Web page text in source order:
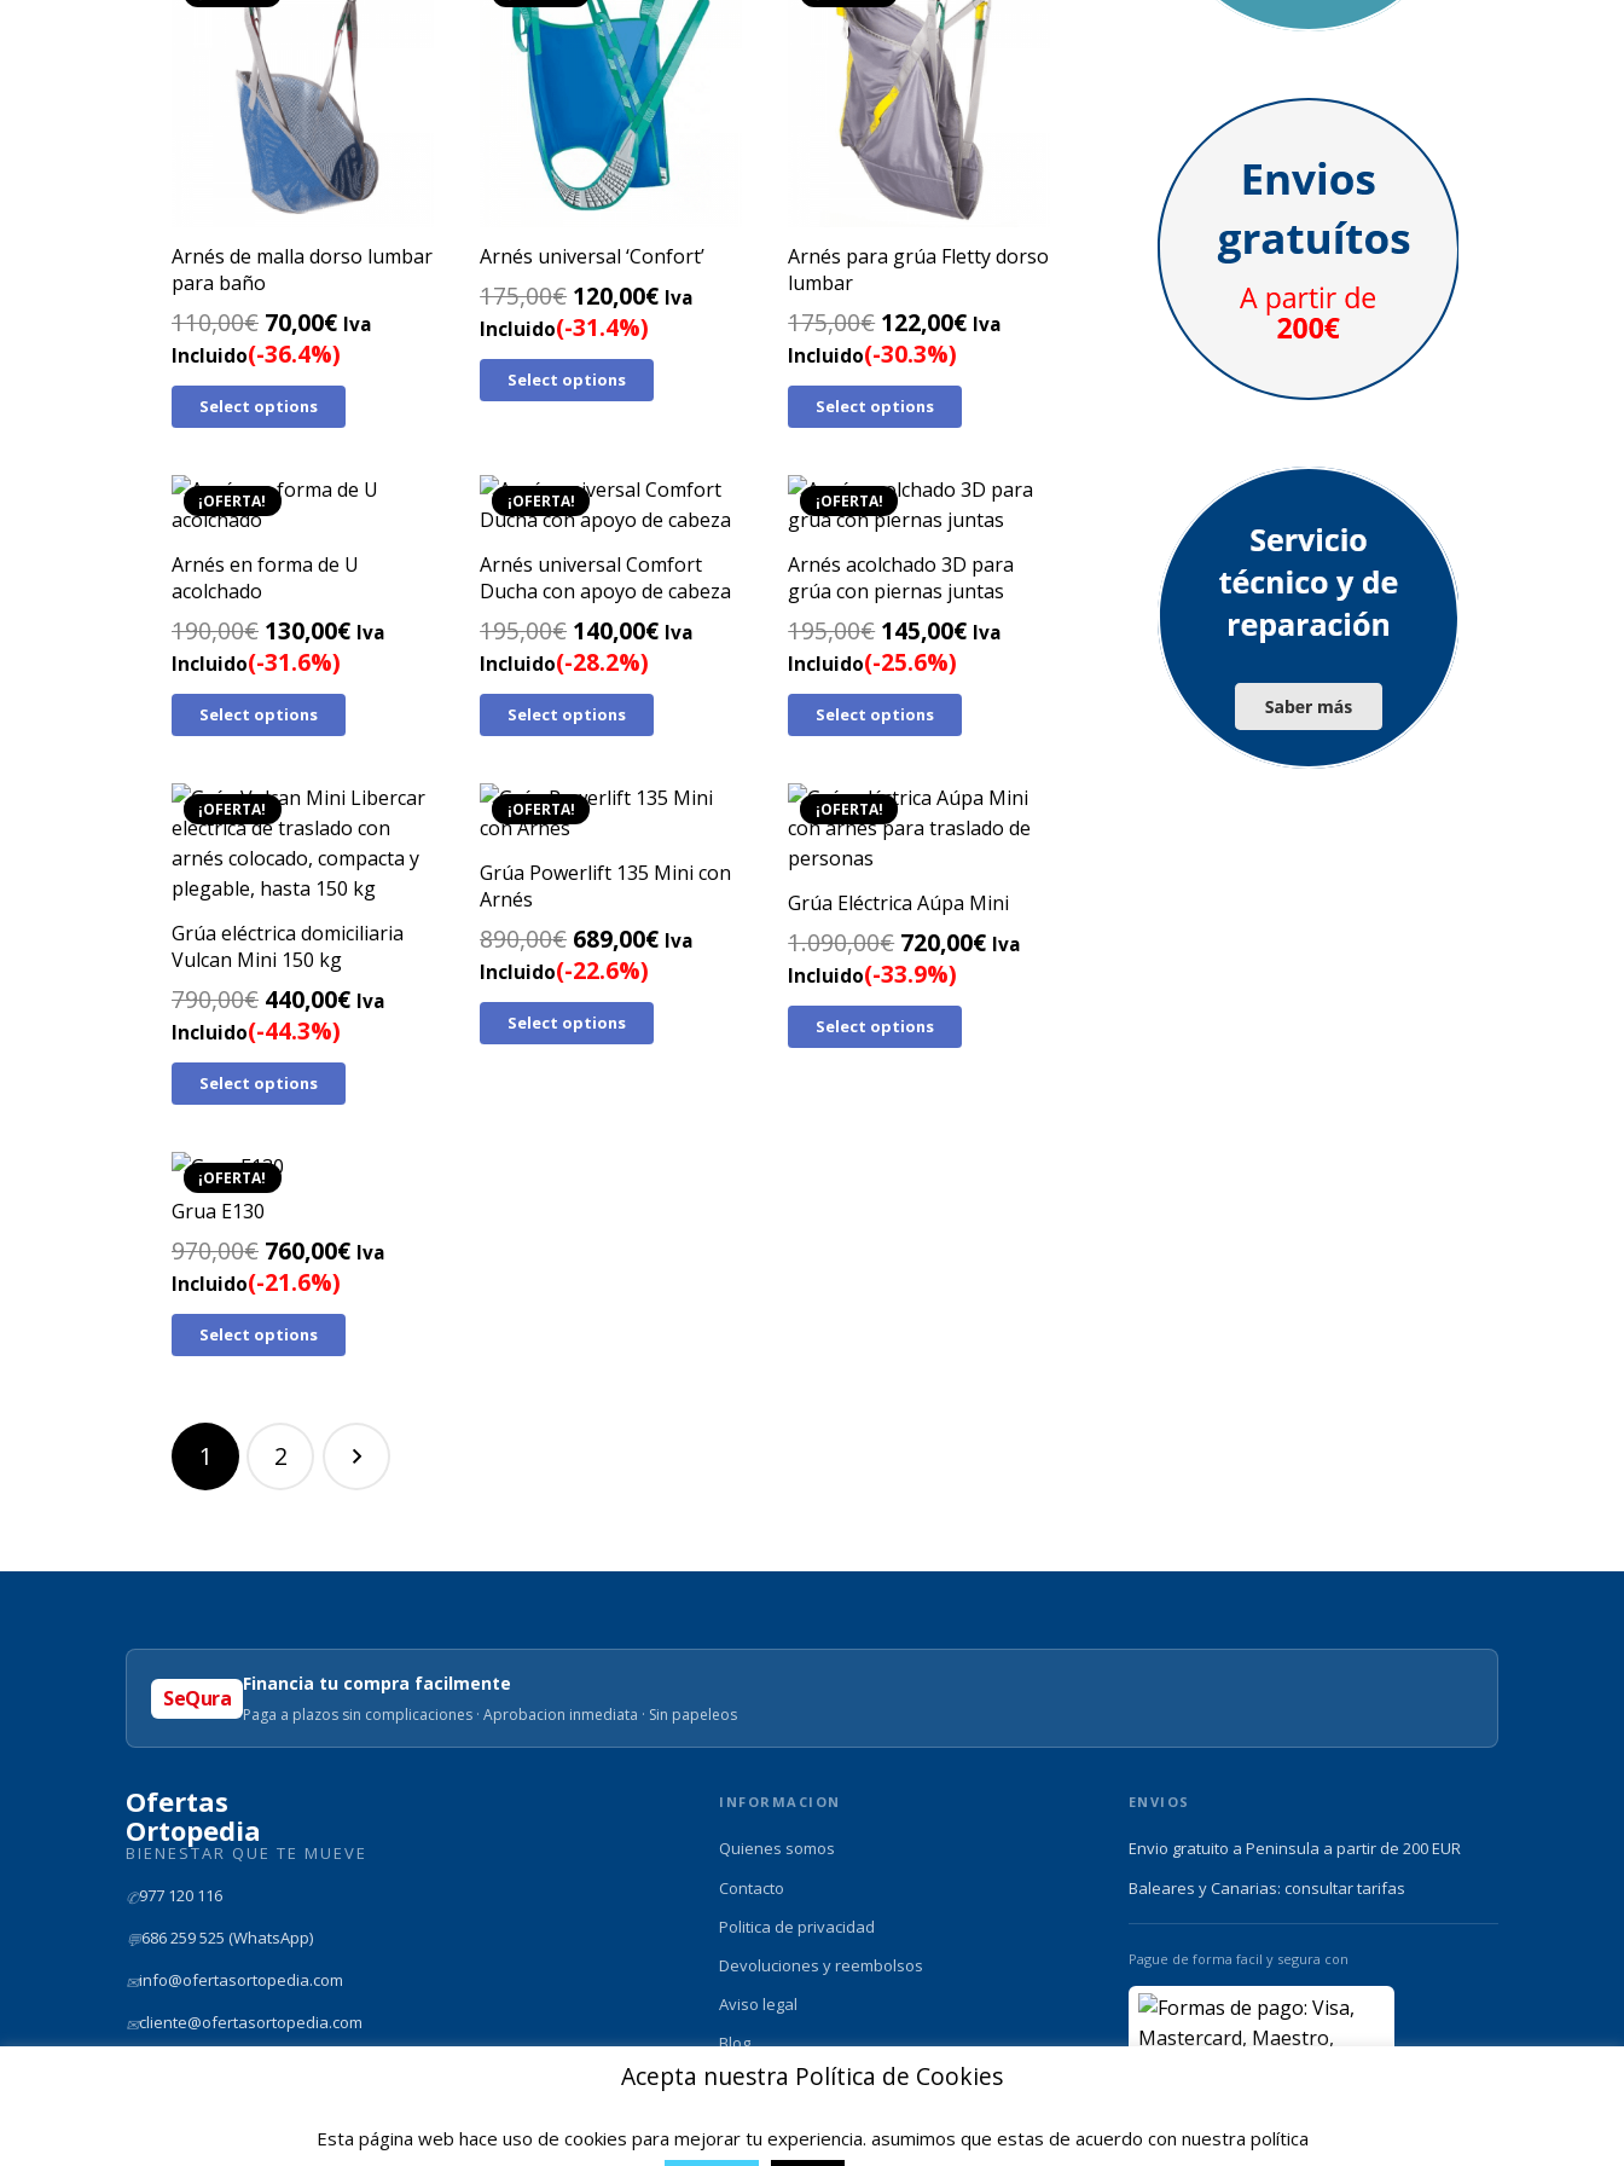
Arnés de malla dorso lumbar
para baño
110,00€ El
precio
original
era:
70,00€El
precio
actual
Iva
Incluido(-36.4%)
Select options
Arnés universal ‘Confort’
175,00€ El
precio
original
era:
120,00€ElIva
Incluido(-31.4%)
Select options
Arnés para grúa Fletty dorso
lumbar
175,00€ El
precio
original
era:
122,00€ElIva
Incluido(-30.3%)
Select options
¡OFERTA!
Arnés en forma de U
acolchado
190,00€ El
precio
original
era:
130,00€ElIva
Incluido(-31.6%)
Select options
¡OFERTA!
Arnés universal Comfort
Ducha con apoyo de cabeza
195,00€ El
precio
original
era:
140,00€ElIva
Incluido(-28.2%)
Select options
¡OFERTA!
Arnés acolchado 3D para
grúa con piernas juntas
195,00€ El
precio
original
era:
145,00€ElIva
Incluido(-25.6%)
Select options
¡OFERTA!
Grúa eléctrica domiciliaria
Vulcan Mini 150 kg
790,00€ El
precio
original
era:
440,00€ElIva
Incluido(-44.3%)
Select options
¡OFERTA!
Grúa Powerlift 135 Mini con
Arnés
890,00€ El
precio
original
era:
689,00€ElIva
Incluido(-22.6%)
Select options
¡OFERTA!
Grúa Eléctrica Aúpa Mini
1.090,00€ El
precio
original
era:
720,00€ElIva
Incluido(-33.9%)
Select options
¡OFERTA!
Grua E130
970,00€ El
precio
original
era:
760,00€ElIva
Incluido(-21.6%)
Select options
Paginación
de
entradas
1 2
SeQura
Financia tu compra facilmente
Paga a plazos sin complicaciones · Aprobacion inmediata · Sin papeleos
Ofertas
Ortopedia
BIENESTAR QUE TE MUEVE
✆977 120 116
💬686 259 525 (WhatsApp)
✉info@ofertasortopedia.com
✉cliente@ofertasortopedia.com
INFORMACION
Quienes somos
Contacto
Politica de privacidad
Devoluciones y reembolsos
Aviso legal
Blog
ENVIOS
Envio gratuito a Peninsula a partir de 200 EUR
Baleares y Canarias: consultar tarifas
Pague de forma facil y segura con
© 2025 Ofertas Ortopedia · Todos los derechos reservados · Tarragona, Espana
Acepta nuestra Política de Cookies
Esta página web hace uso de cookies para mejorar tu experiencia. asumimos que estas de acuerdo con nuestra política